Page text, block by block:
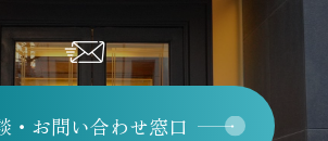
・お問い合わせ窓口